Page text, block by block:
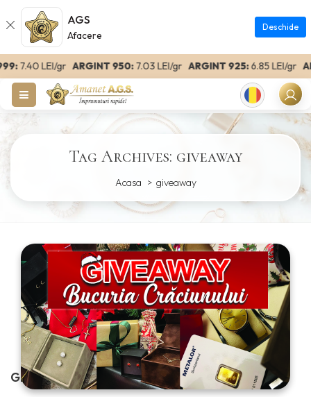
AGS
Afacere
Deschide
7.40 LEI/grARGINT 950:7.03 LEI/grARGINT 925:6.85 LEI/gr
Romanian
Tag Archives: giveaway
Acasa giveaway
GIVEAWAY “BUCURIA CRĂCIUNULUI” 2023